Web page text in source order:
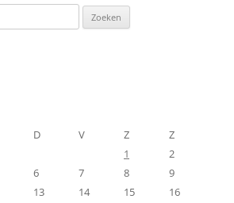
D V Z
Z
1
2
6 7 8
9
13 14 15
16